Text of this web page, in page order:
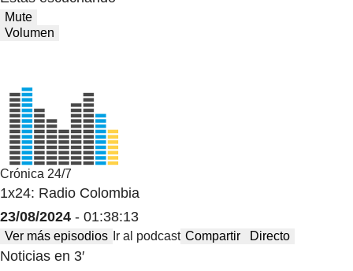
Mute
Volumen
Crónica 24/7
1x24: Radio Colombia
23/08/2024 - 01:38:13
Ver más episodios Ir al podcast Compartir Directo
Noticias en 3′